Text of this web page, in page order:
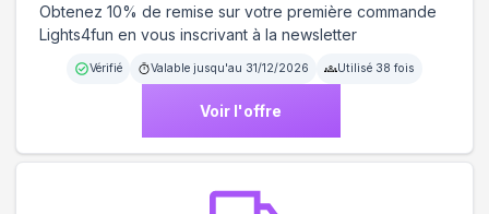
Obtenez 10% de remise sur votre première commande
Lights4fun en vous inscrivant à la newsletter
Vérifié Valable jusqu'au 31/12/2026 Utilisé 38 fois
Voir l'offre